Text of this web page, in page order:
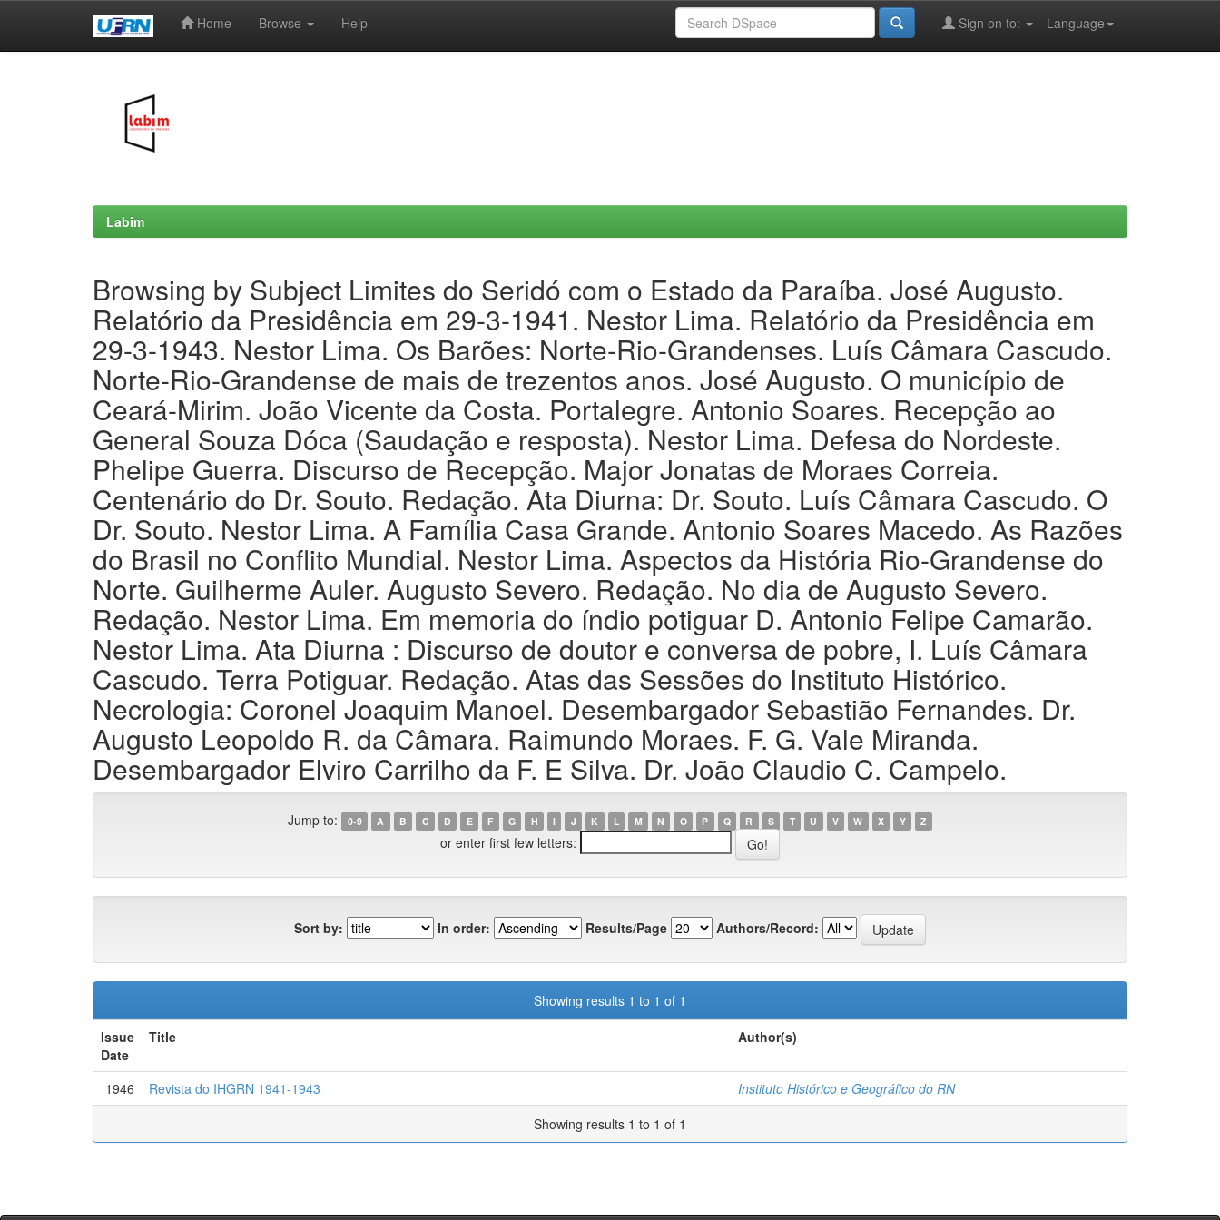
Home Browse Help Language
Sign on to:
Labim
Browsing by Subject Limites do Seridó com o Estado da Paraíba. José Augusto.
Relatório da Presidência em 29-3-1941. Nestor Lima. Relatório da Presidência em
29-3-1943. Nestor Lima. Os Barões: Norte-Rio-Grandenses. Luís Câmara Cascudo.
Norte-Rio-Grandense de mais de trezentos anos. José Augusto. O município de
Ceará-Mirim. João Vicente da Costa. Portalegre. Antonio Soares. Recepção ao
General Souza Dóca (Saudação e resposta). Nestor Lima. Defesa do Nordeste.
Phelipe Guerra. Discurso de Recepção. Major Jonatas de Moraes Correia.
Centenário do Dr. Souto. Redação. Ata Diurna: Dr. Souto. Luís Câmara Cascudo. O
Dr. Souto. Nestor Lima. A Família Casa Grande. Antonio Soares Macedo. As Razões
do Brasil no Conflito Mundial. Nestor Lima. Aspectos da História Rio-Grandense do
Norte. Guilherme Auler. Augusto Severo. Redação. No dia de Augusto Severo.
Redação. Nestor Lima. Em memoria do índio potiguar D. Antonio Felipe Camarão.
Nestor Lima. Ata Diurna : Discurso de doutor e conversa de pobre, I. Luís Câmara
Cascudo. Terra Potiguar. Redação. Atas das Sessões do Instituto Histórico.
Necrologia: Coronel Joaquim Manoel. Desembargador Sebastião Fernandes. Dr.
Augusto Leopoldo R. da Câmara. Raimundo Moraes. F. G. Vale Miranda.
Desembargador Elviro Carrilho da F. E Silva. Dr. João Claudio C. Campelo.
Jump to: 0-9 A B C D E F G H I J K L M N O P Q R S T U V W X Y Z
or enter first few letters:
Sort by: In order: Results/Page Authors/Record:
Showing results 1 to 1 of 1
Issue
Date
Title Author(s)
1946 Revista do IHGRN 1941-1943
Instituto Histórico e Geográfico do RN
Showing results 1 to 1 of 1